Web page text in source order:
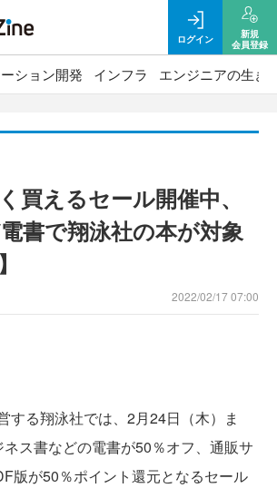
ログイン
新規
会員登録
ション開発 インフラ エンジニアの生き
買えるセール開催中、
書で翔泳社の本が対象
2022/02/17 07:00
する翔泳社では、2月24日（木）ま
ス書などの電書が50％オフ、通販サ
版が50％ポイント還元となるセール